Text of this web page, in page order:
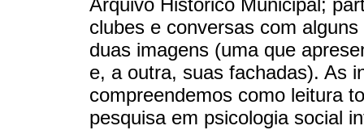
Arquivo Histórico Municipal;
clubes e conversas com
duas imagens (uma que
e, a outra, suas fachadas). As
compreendemos como leitura
pesquisa em psicologia social